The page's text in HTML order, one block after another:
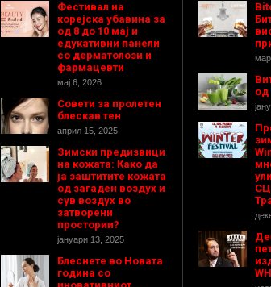
Фестивал на
корејска убавина за
од 8 до 10 мај и
едукативни панели
со дерматолози и
фармацевти
мај 6, 2026
Совети за пролетен
блескав тен
април 15, 2025
Зимски предизвици
на кожата: Како да
ја заштитите кожата
од загаден воздух и
сув воздух во
затворени
простории?
јануари 13, 2025
Блеснете во Новата
година со
од
СЦ